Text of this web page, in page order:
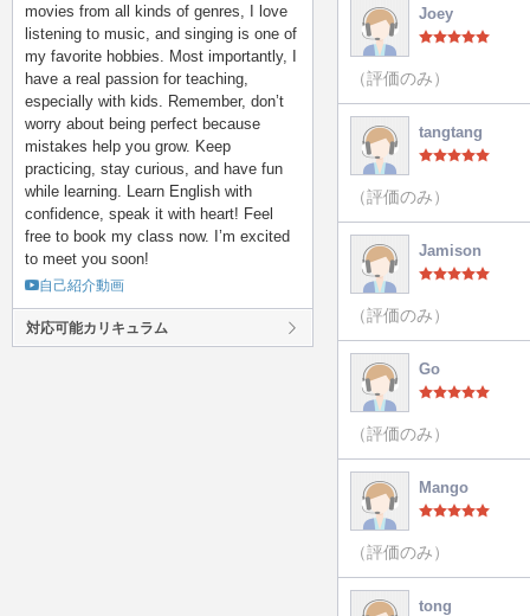
movies from all kinds of genres, I love
listening to music, and singing is one of
my favorite hobbies. Most importantly, I
have a real passion for teaching,
especially with kids. Remember, don’t
worry about being perfect because
mistakes help you grow. Keep
practicing, stay curious, and have fun
while learning. Learn English with
confidence, speak it with heart! Feel
free to book my class now. I’m excited
to meet you soon!
自己紹介動画
対応可能カリキュラム
Joey
（評価のみ）
tangtang
（評価のみ）
Jamison
（評価のみ）
Go
（評価のみ）
Mango
（評価のみ）
tong